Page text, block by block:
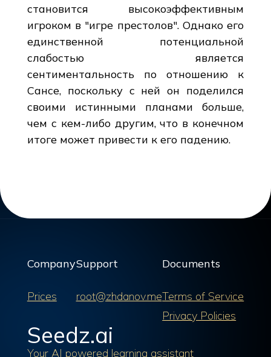
становится высокоэффективным
игроком в "игре престолов". Однако его
единственной потенциальной
слабостью является
сентиментальность по отношению к
Сансе, поскольку с ней он поделился
своими истинными планами больше,
чем с кем-либо другим, что в конечном
итоге может привести к его падению.
Company
Prices
Support
root@zhdanov.me
Documents
Terms of Service
Privacy Policies
Seedz.ai
Your AI powered learning assistant